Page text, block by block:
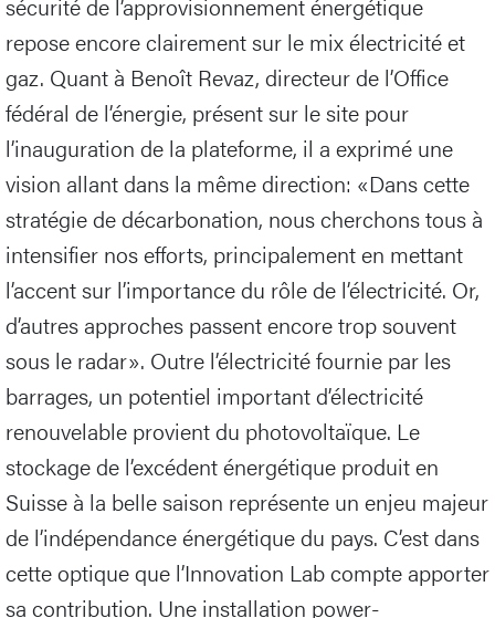
repose encore clairement sur le mix électricité et
gaz. Quant à Benoît Revaz, directeur de l’Office
fédéral de l’énergie, présent sur le site pour
l’inauguration de la plateforme, il a exprimé une
vision allant dans la même direction: «Dans cette
stratégie de décarbonation, nous cherchons tous à
intensifier nos efforts, principalement en mettant
l’accent sur l’importance du rôle de l’électricité. Or,
d’autres approches passent encore trop souvent
sous le radar». Outre l’électricité fournie par les
barrages, un potentiel important d’électricité
renouvelable provient du photovoltaïque. Le
stockage de l’excédent énergétique produit en
Suisse à la belle saison représente un enjeu majeur
de l’indépendance énergétique du pays. C’est dans
cette optique que l’Innovation Lab compte apporter
sa contribution. Une installation power-